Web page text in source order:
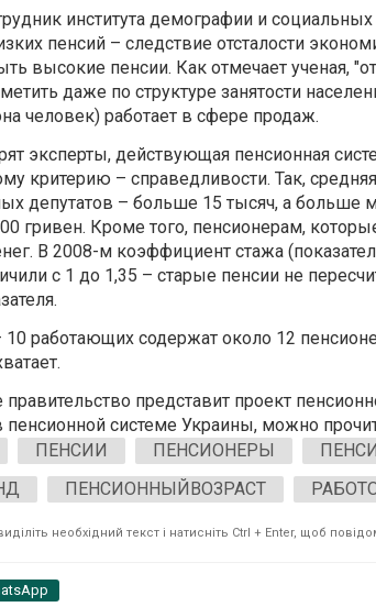
института демографии и
пенсий – следствие отсталости
высокие пенсии. Как отмечает ученая,
даже по структуре занятости
человек) работает в сфере продаж.
эксперты, действующая пенсионная
критерию – справедливости. Так,
депутатов – больше 15 тысяч, а больше
гривен. Кроме того, пенсионерам,
В 2008-м коэффициент стажа
с 1 до 1,35 – старые пенсии не
работающих содержат около 12
представит проект
пенсионной системе Украины, можно
ПЕНСИИ ПЕНСИОНЕРЫ
ПЕНСИОННЫЙВОЗРАСТ
необхідний текст і натисніть Ctrl + Enter, щоб